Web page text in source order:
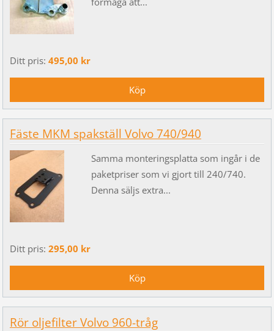
Ditt pris: 495,00 kr
Fäste MKM spakställ Volvo 740/940
Samma monteringsplatta som ingår i de
paketpriser som vi gjort till 240/740.
Denna säljs extra...
Ditt pris: 295,00 kr
Rör oljefilter Volvo 960-tråg